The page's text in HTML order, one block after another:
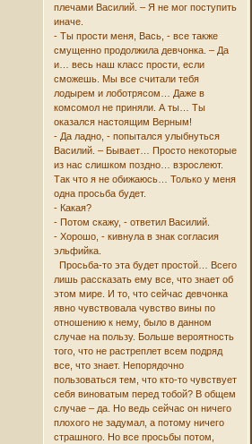
плечами Василий. – Я не мог поступить
иначе.
- Ты прости меня, Вась, - все также
смущенно продолжила девчонка. – Да
и… весь наш класс прости, если
сможешь. Мы все считали тебя
лодырем и лоботрясом… Даже в
комсомол не приняли. А ты… Ты
оказался настоящим Верным!
- Да ладно, - попытался улыбнуться
Василий. – Бывает… Просто некоторые
из нас слишком поздно… взрослеют.
Так что я не обижаюсь… Только у меня
одна просьба будет.
- Какая?
- Потом скажу, - ответил Василий.
- Хорошо, - кивнула в знак согласия
эльфийка.
Просьба-то эта будет простой… Всего
лишь рассказать ему все, что знает об
этом мире. И то, что сейчас девчонка
явно чувствовала чувство вины по
отношению к нему, было в данном
случае на пользу. Больше вероятность
того, что не растреплет всем подряд
все, что знает. Непорядочно
пользоваться тем, что кто-то чувствует
себя виноватым перед тобой? В общем
случае – да. Но ведь сейчас он ничего
плохого не задумал, а потому ничего
страшного. Но все просьбы потом,